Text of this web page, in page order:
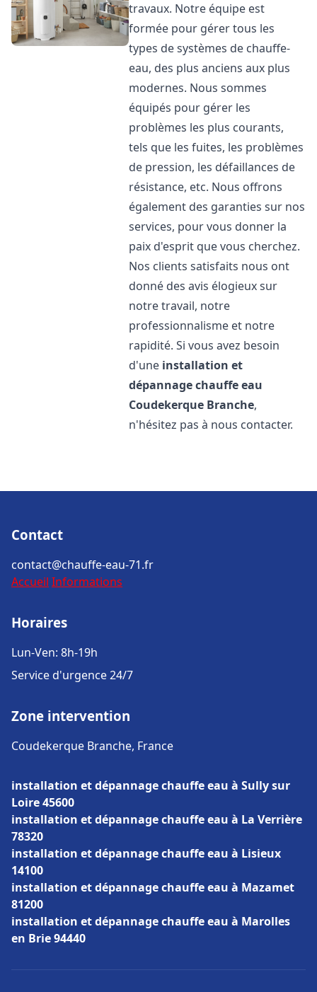
travaux. Notre équipe est
formée pour gérer tous les
types de systèmes de chauffe-
eau, des plus anciens aux plus
modernes. Nous sommes
équipés pour gérer les
problèmes les plus courants,
tels que les fuites, les problèmes
de pression, les défaillances de
résistance, etc. Nous offrons
également des garanties sur nos
services, pour vous donner la
paix d'esprit que vous cherchez.
Nos clients satisfaits nous ont
donné des avis élogieux sur
notre travail, notre
professionnalisme et notre
rapidité. Si vous avez besoin
d'une installation et
dépannage chauffe eau
Coudekerque Branche,
n'hésitez pas à nous contacter.
Contact
contact@chauffe-eau-71.fr
Accueil Informations
Horaires
Lun-Ven: 8h-19h
Service d'urgence 24/7
Zone intervention
Coudekerque Branche, France
installation et dépannage chauffe eau à Sully sur
Loire 45600
installation et dépannage chauffe eau à La Verrière
78320
installation et dépannage chauffe eau à Lisieux
14100
installation et dépannage chauffe eau à Mazamet
81200
installation et dépannage chauffe eau à Marolles
en Brie 94440